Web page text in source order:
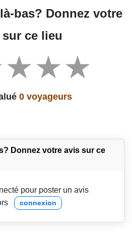
bas? Donnez votre
ce lieu
0 voyageurs
Donnez votre avis sur ce
pour poster un avis
connexion